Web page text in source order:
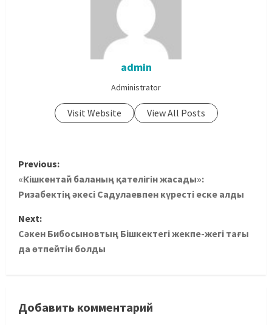
admin
Administrator
Visit Website View All Posts
Previous:
«Кішкентай баланың қателігін жасады»:
Ризабектің әкесі Садулаевпен күресті еске алды
Next:
Сәкен Бибосыновтың Бішкектегі жекпе-жегі тағы
да өтпейтін болды
Добавить комментарий